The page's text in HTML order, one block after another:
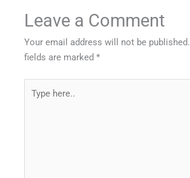
Leave a Comment
Your email address will not be published.
fields are marked*
here..